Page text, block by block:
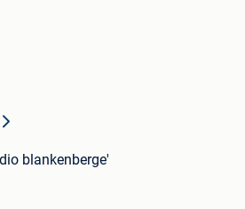
blankenberge'